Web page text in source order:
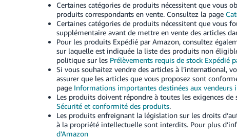
Certaines catégories de produits nécessitent que vous
produits correspondants en vente. Consultez la page
Certaines catégories de produits nécessitent que vous
supplémentaire avant de mettre en vente des articles
Pour les produits Expédié par Amazon, consultez
sur laquelle est indiquée la liste des produits non
politique sur les Prélèvements requis de stock Expédié
Si vous souhaitez vendre des articles à l’international,
assurer que les articles que vous proposez sont
page Informations importantes destinées aux vendeurs
Les produits doivent répondre à toutes les exigences
Sécurité et conformité des produits.
Les produits enfreignant la législation sur les droits
à la propriété intellectuelle sont interdits. Pour plus
d’Amazon